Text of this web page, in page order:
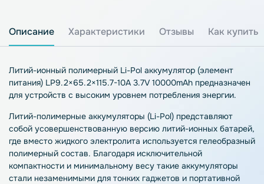
Описание Характеристики Отзывы Как купить
Литий-ионный полимерный Li-Pol аккумулятор (элемент
питания) LP9.2×65.2×115.7-10A 3.7V 10000mAh предназначен
для устройств с высоким уровнем потребления энергии.
Литий-полимерные аккумуляторы (Li-Pol) представляют
собой усовершенствованную версию литий-ионных батарей,
где вместо жидкого электролита используется гелеобразный
полимерный состав. Благодаря исключительной
компактности и минимальному весу такие аккумуляторы
стали незаменимыми для тонких гаджетов и портативной